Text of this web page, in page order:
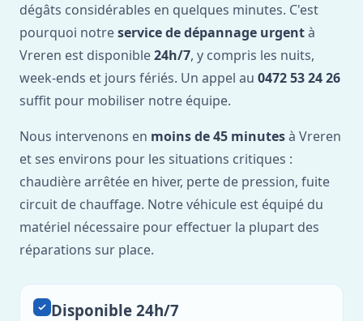
dégâts considérables en quelques minutes. C'est
pourquoi notreservice de dépannage urgentà
Vreren est disponible24h/7, y compris les nuits,
week-ends et jours fériés. Un appel au 0472 53 24 26
suffit pour mobiliser notre équipe.
Nous intervenons en moins de 45 minutesà Vreren
et ses environs pour les situations critiques :
chaudière arrêtée en hiver, perte de pression, fuite
circuit de chauffage. Notre véhicule est équipé du
matériel nécessaire pour effectuer la plupart des
réparations sur place.
Disponible 24h/7